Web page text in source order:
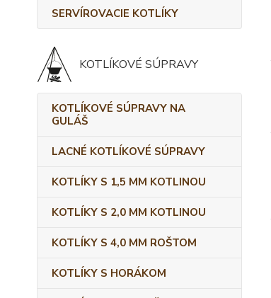
SERVÍROVACIE KOTLÍKY
KOTLÍKOVÉ SÚPRAVY
KOTLÍKOVÉ SÚPRAVY NA
GULÁŠ
LACNÉ KOTLÍKOVÉ SÚPRAVY
KOTLÍKY S 1,5 MM KOTLINOU
KOTLÍKY S 2,0 MM KOTLINOU
KOTLÍKY S 4,0 MM ROŠTOM
KOTLÍKY S HORÁKOM